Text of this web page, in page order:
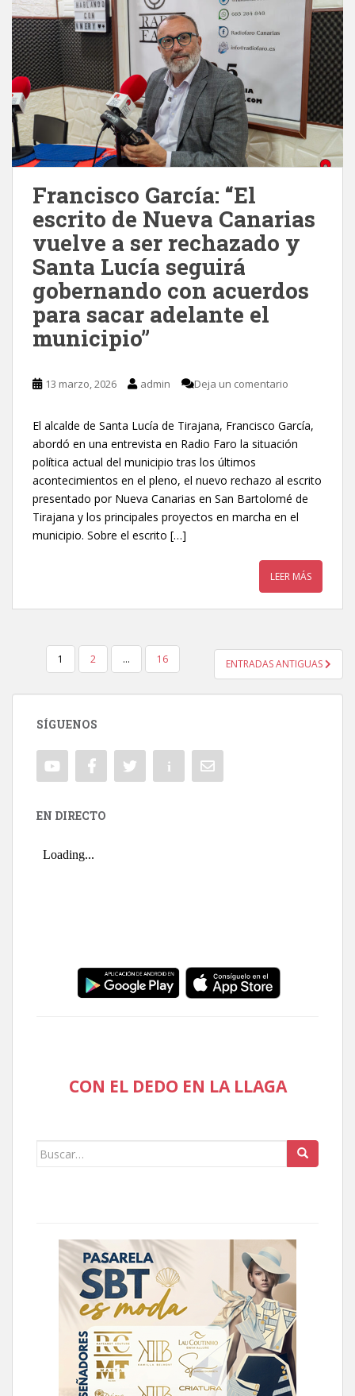
Francisco García: “El
escrito de Nueva Canarias
vuelve a ser rechazado y
Santa Lucía seguirá
gobernando con acuerdos
para sacar adelante el
municipio”
13 marzo, 2026 admin Deja un comentario
El alcalde de Santa Lucía de Tirajana, Francisco García,
abordó en una entrevista en Radio Faro la situación
política actual del municipio tras los últimos
acontecimientos en el pleno, el nuevo rechazo al escrito
presentado por Nueva Canarias en San Bartolomé de
Tirajana y los principales proyectos en marcha en el
municipio. Sobre el escrito […]
LEER MÁS
NAVEGACIÓN DE ENTRADAS
1 2 … 16 ENTRADAS ANTIGUAS
SÍGUENOS
EN DIRECTO
CON EL DEDO EN LA LLAGA
Buscar: